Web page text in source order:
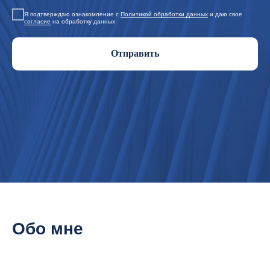
Я подтверждаю ознакомление с Политикой обработки данных и даю свое
согласие на обработку данных
Отправить
Обо мне